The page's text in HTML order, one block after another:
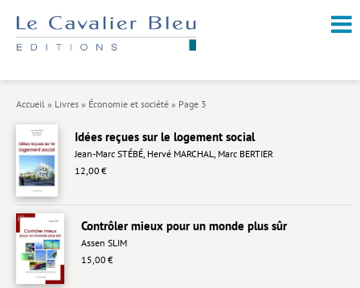
Arts et culture
Accueil » Livres » Économie et société » Page 3
Idées reçues sur le logement social
Jean-Marc STÉBÉ Hervé MARCHAL
Marc BERTIER
12,00 €
Contrôler mieux pour un monde plus sûr
Assen SLIM
15,00 €